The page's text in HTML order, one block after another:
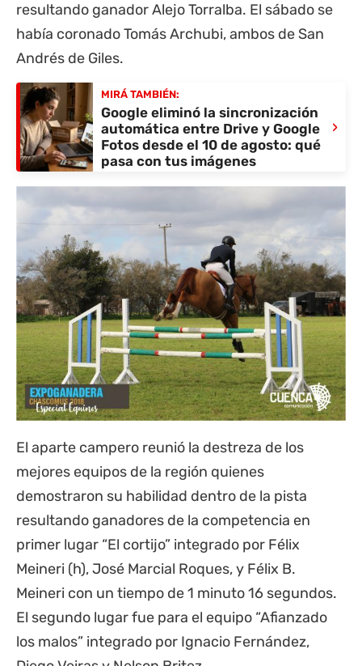
resultando ganador Alejo Torralba. El sábado se
había coronado Tomás Archubi, ambos de San
Andrés de Giles.
MIRÁ TAMBIÉN:
Google eliminó la sincronización
automática entre Drive y Google
Fotos desde el 10 de agosto: qué
pasa con tus imágenes
›
El aparte campero reunió la destreza de los
mejores equipos de la región quienes
demostraron su habilidad dentro de la pista
resultando ganadores de la competencia en
primer lugar “El cortijo” integrado por Félix
Meineri (h), José Marcial Roques, y Félix B.
Meineri con un tiempo de 1 minuto 16 segundos.
El segundo lugar fue para el equipo “Afianzado
los malos” integrado por Ignacio Fernández,